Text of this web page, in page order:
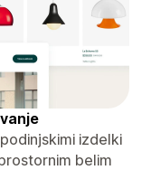
izdelki
belim